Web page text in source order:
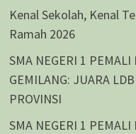
Kenal Sekolah, Kenal
Ramah 2026
SMA NEGERI 1
GEMILANG: JUARA
PROVINSI
SMA NEGERI 1 PEMALI